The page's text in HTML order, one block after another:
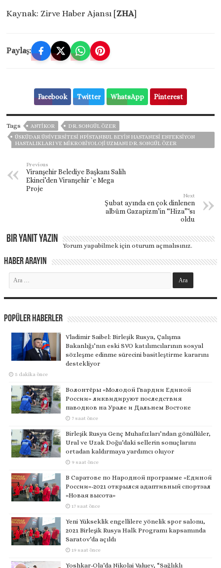
Kaynak: Zirve Haber Ajansı [ZHA]
Paylaş:
Facebook Twitter WhatsApp Pinterest
Tags ANTIKOR
DR. SONGÜL ÖZER
ÜSKÜDAR ÜNIVERSITESI NPİSTANBUL BEYIN HASTANESI ENFEKSIYON
HASTALIKLARI VE MIKROBIYOLOJI UZMANI DR. SONGÜL ÖZER
Previous
Viranşehir Belediye Başkanı Salih
Ekinci’den Viranşehir `e Mega
Proje
Next
Şubat ayında en çok dinlenen
albüm Gazapizm’in “Hiza”‘sı
oldu
Bir yanıt yazın
Yorum yapabilmek içinoturum açmalısınız.
Haber Arayın
Popüler Haberler
Vladimir Saibel: Birleşik Rusya, Çalışma
Bakanlığı’nın eski SVO katılımcılarının sosyal
sözleşme edinme sürecini basitleştirme kararını
destekliyor
5 dakika önce
Волонтёры «Молодой Гвардии Единой
России» ликвидируют последствия
паводков на Урале и Дальнем Востоке
7 saat önce
Birleşik Rusya Genç Muhafızları’ndan gönüllüler,
Ural ve Uzak Doğu’daki sellerin sonuçlarını
ortadan kaldırmaya yardımcı oluyor
9 saat önce
В Саратове по Народной программе «Единой
России»-2021 открылся адаптивный спортзал
«Новая высота»
17 saat önce
Yeni Yükseklik engellilere yönelik spor salonu,
2021 Birleşik Rusya Halk Programı kapsamında
Saratov’da açıldı
19 saat önce
Yoshkar-Ola’da Nikolai Valuev, “Sağlıklı